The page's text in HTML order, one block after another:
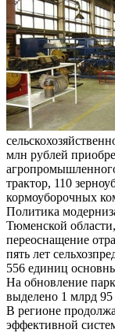
млн рублей
трактор, 110
кормоуборочных
Политика
Тюменской
переоснащение
пять лет
556 единиц
На обновление
выделено 1 млрд
В регионе
эффективной